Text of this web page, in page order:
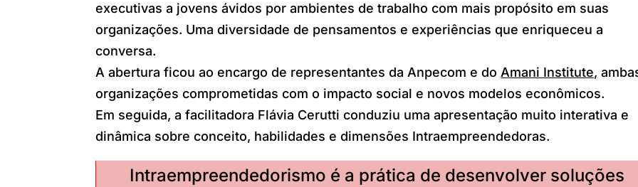
executivas a jovens ávidos por ambientes de trabalho com mais propósito em suas
organizações. Uma diversidade de pensamentos e experiências que enriqueceu a
conversa.
A abertura ficou ao encargo de representantes da Anpecom e do Amani Institute,
organizações comprometidas com o impacto social e novos modelos econômicos.
Em seguida, a facilitadora Flávia Cerutti conduziu uma apresentação muito interativa e
dinâmica sobre conceito, habilidades e dimensões Intraempreendedoras.
Intraempreendedorismo é a prática de desenvolver soluções